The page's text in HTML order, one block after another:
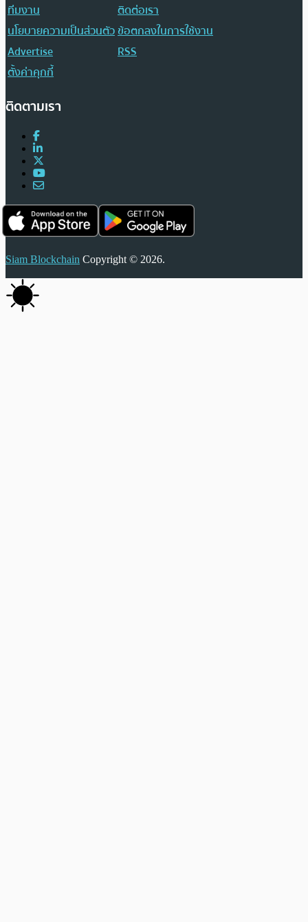
ทีมงาน
ติดต่อเรา
นโยบายความเป็นส่วนตัวข้อตกลงในการใช้งาน
Advertise
RSS
ตั้งค่าคุกกี้
ติดตามเรา
Siam Blockchain Copyright © 2026.